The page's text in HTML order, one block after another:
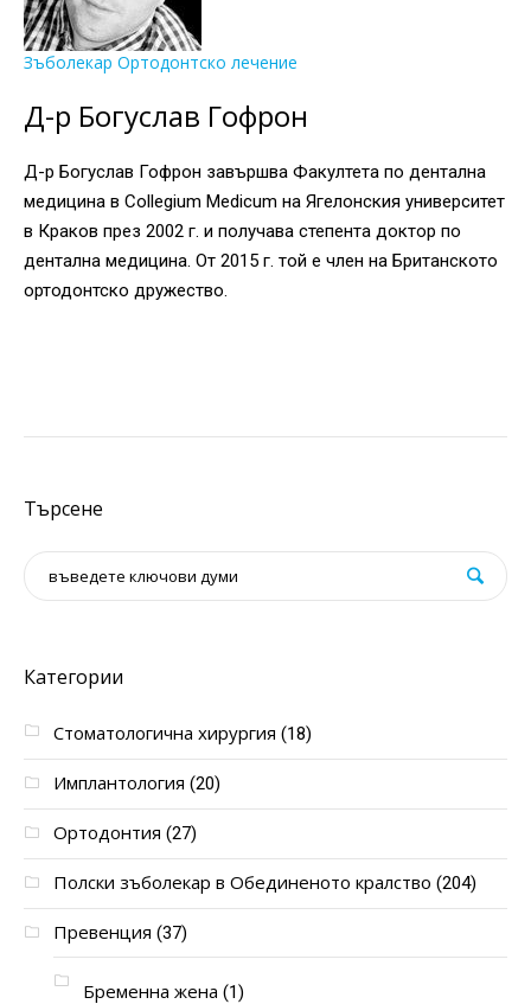
Зъболекар Ортодонтско лечение
Д-р Богуслав Гофрон
Д-р Богуслав Гофрон завършва Факултета по дентална
медицина в Collegium Medicum на Ягелонския университет
в Краков през 2002 г. и получава степента доктор по
дентална медицина. От 2015 г. той е член на Британското
ортодонтско дружество.
Търсене
Категории
Стоматологична хирургия (18)
Имплантология (20)
Ортодонтия (27)
Полски зъболекар в Обединеното кралство (204)
Превенция (37)
Бременна жена (1)